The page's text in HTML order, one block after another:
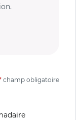
champ obligatoire